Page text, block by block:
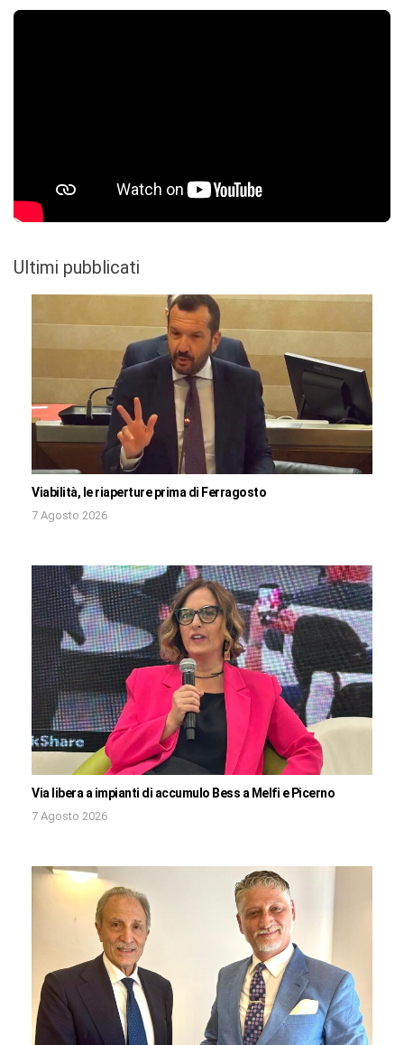
Ultimi pubblicati
Viabilità, le riaperture prima di Ferragosto
7 Agosto 2026
Via libera a impianti di accumulo Bess a Melfi e Picerno
7 Agosto 2026